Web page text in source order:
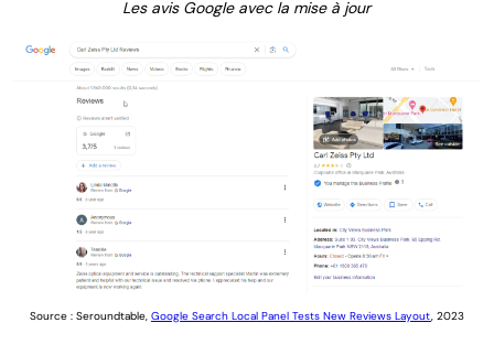
Les avis Google avec la mise à jour
Source : Seroundtable, Google Search Local Panel Tests New Reviews Layout, 2023